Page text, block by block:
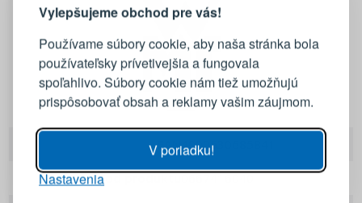
Vylepšujeme obchod pre vás!
Používame súbory cookie, aby naša stránka bola
používateľsky prívetivejšia a fungovala
spoľahlivo. Súbory cookie nám tiež umožňujú
prispôsobovať obsah a reklamy vašim záujmom.
V poriadku!
Nastavenia
WMF
EAN 4000530685841
Kod produktu 0667416040
Prihláste sa k svojmu účtu
E-mail
PRIHLÁSIŤ SA